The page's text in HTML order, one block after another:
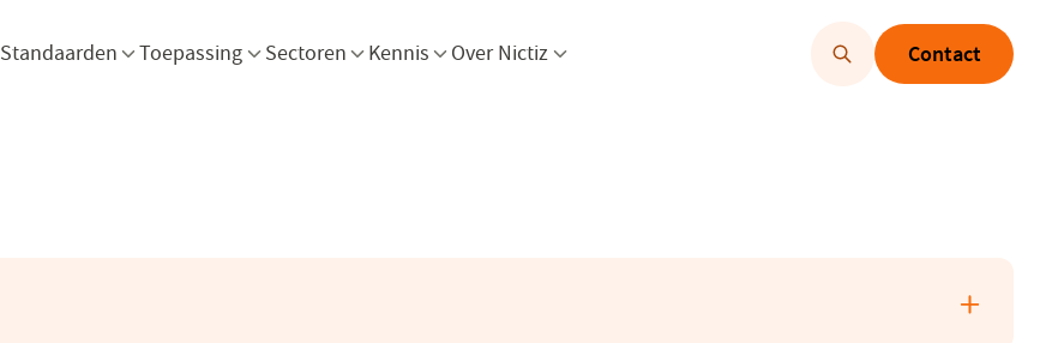
Menu openen
Standaarden Menu openen
Toepassing Menu openen
Sectoren Menu openen
Kennis Menu openen
Over Nictiz Contact